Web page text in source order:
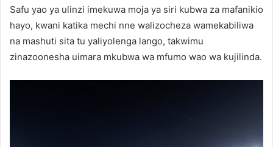
Safu yao ya ulinzi imekuwa moja ya siri kubwa za mafanikio
hayo, kwani katika mechi nne walizocheza wamekabiliwa
na mashuti sita tu yaliyolenga lango, takwimu
zinazoonesha uimara mkubwa wa mfumo wao wa kujilinda.